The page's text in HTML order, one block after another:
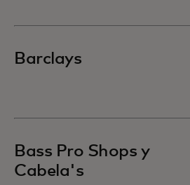
Barclays
Bass Pro Shops y
Cabela's